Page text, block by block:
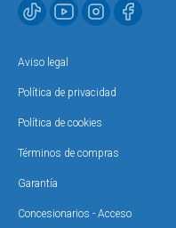
Aviso legal
Política de privacidad
Política de cookies
Términos de compras
Garantía
Concesionarios - Acceso